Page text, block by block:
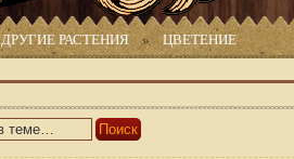
ДРУГИЕ РАСТЕНИЯ » ЦВЕТЕНИЕ